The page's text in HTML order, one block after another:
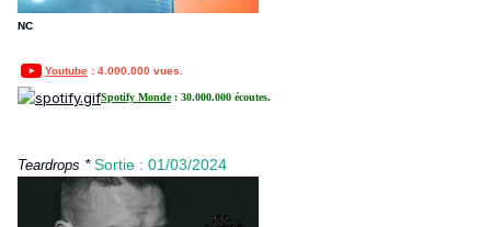
NC
Youtube : 4.000.000 vues.
Spotify Monde: 30.000.000 écoutes.
Teardrops * Sortie : 01/03/2024